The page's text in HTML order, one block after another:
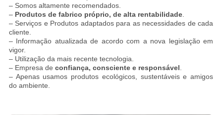
– Somos altamente recomendados.
– Produtos de fabrico próprio, de alta rentabilidade.
– Serviços e Produtos adaptados para as necessidades de cada
cliente.
– Informação atualizada de acordo com a nova legislação em
vigor.
– Utilização da mais recente tecnologia.
– Empresa de confiança, consciente e responsável
– Apenas usamos produtos ecológicos, sustentáveis e amigos
do ambiente.